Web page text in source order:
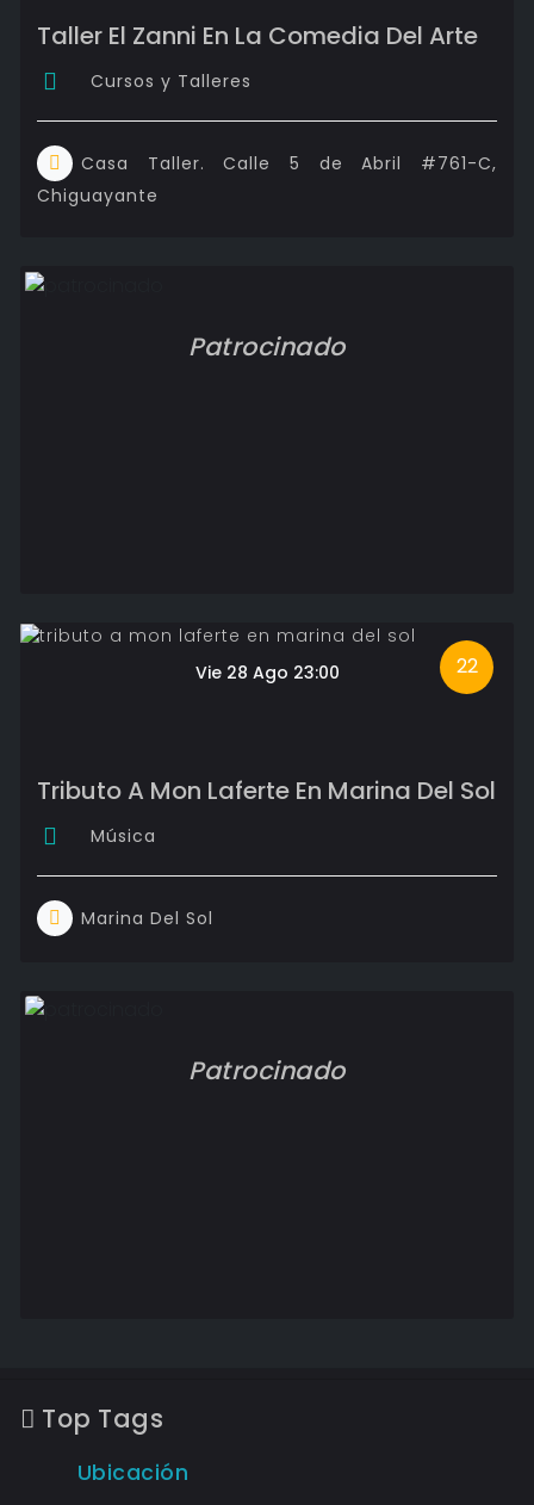
Taller El Zanni En La Comedia Del Arte
Cursos y Talleres
Casa Taller. Calle 5 de Abril #761-C,
Chiguayante
Patrocinado
22
Vie 28 Ago 23:00
Tributo A Mon Laferte En Marina Del Sol
Música
Marina Del Sol
Patrocinado
Top Tags
Ubicación